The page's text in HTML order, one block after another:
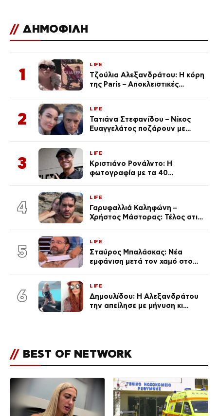
// ΔΗΜΟΦΙΛΗ
1
LIFE
Τζούλια Αλεξανδράτου: Η κόρη
της Paris – Αποκλειστικές
2
LIFE
Τατιάνα Στεφανίδου – Νίκος
Ευαγγελάτος ποζάρουν με
3
LIFE
Κριστιάνο Ρονάλντο: Η
φωτογραφία με τα 40
εκ. likes
4
LIFE
Γαρυφαλλιά Καληφώνη –
Χρήστος Μάστορας: Τέλος στις
5
LIFE
Σταύρος Μπαλάσκας: Νέα
εμφάνιση μετά τον χαμό στο
6
LIFE
Δημουλίδου: Η Αλεξανδράτου
την απείλησε με μήνυση κι
// BEST OF NETWORK